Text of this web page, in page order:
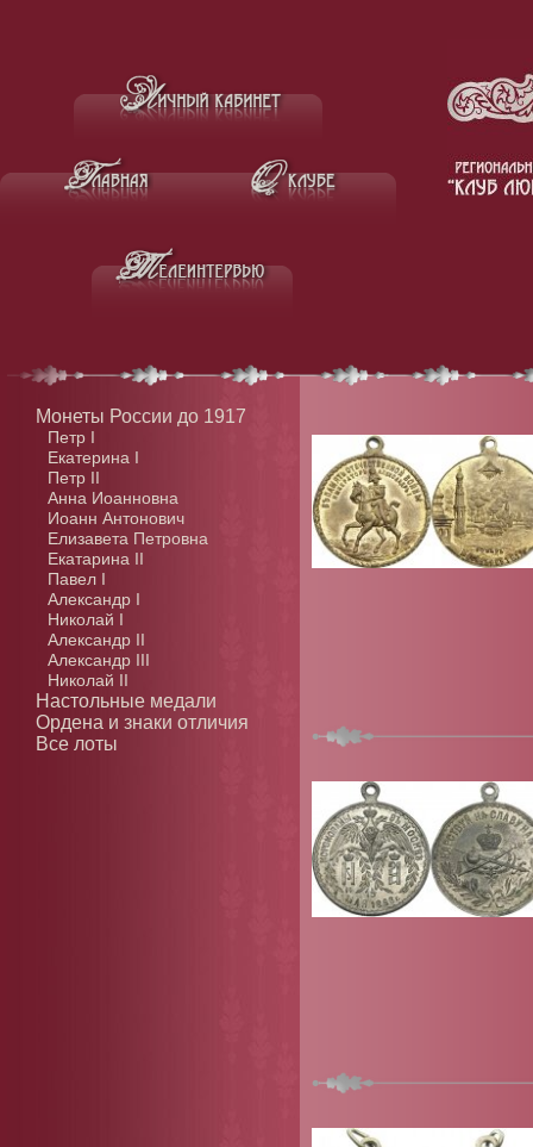
Монеты России до 1917
Петр I
Екатерина I
Петр II
Анна Иоанновна
Иоанн Антонович
Елизавета Петровна
Екатарина II
Павел I
Александр I
Николай I
Александр II
Александр III
Николай II
Настольные медали
Ордена и знаки отличия
Все лоты